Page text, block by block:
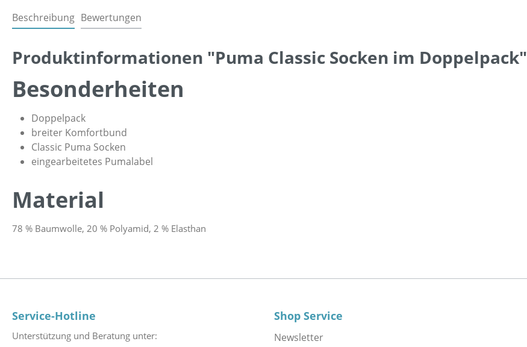
Beschreibung Bewertungen
Produktinformationen "Puma Classic Socken im Doppelpack"
Besonderheiten
Doppelpack
breiter Komfortbund
Classic Puma Socken
eingearbeitetes Pumalabel
Material
78 % Baumwolle, 20 % Polyamid, 2 % Elasthan
Service-Hotline
Unterstützung und Beratung unter:
Shop Service
Newsletter